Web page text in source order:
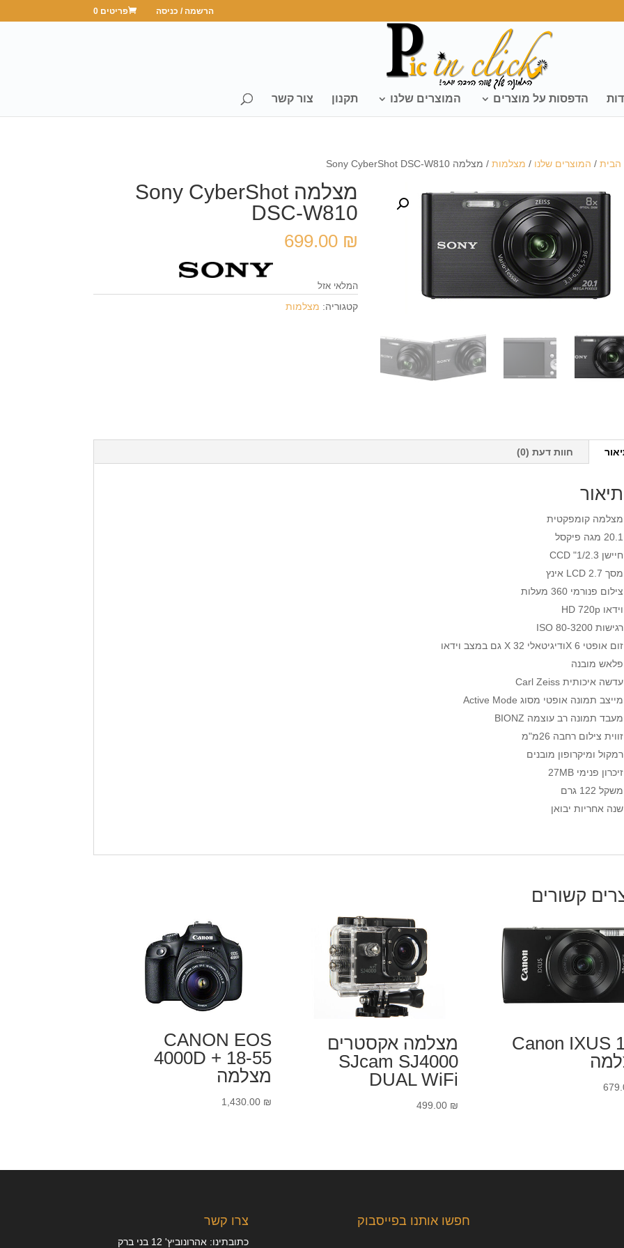
הרשמה / כניסה פריטים 0
הדפסות על מוצרים המוצרים שלנו תקנון צור קשר
הבית/ המוצרים שלנו / מצלמות/ מצלמה Sony CyberShot DSC-W810
מצלמה Sony CyberShot
DSC-W810
699.00 ₪
המלאי אזל
קטגוריה: מצלמות
חוות דעת (0)
תיאור
מצלמה קומפקטית
20.1 מגה פיקסל
חיישן 1/2.3" CCD
מסך LCD 2.7 אינץ
צילום פנורמי 360 מעלות
וידאו HD 720p
רגישות 80-3200 ISO
זום אופטי X 6ודיגיטאלי X 32 גם במצב וידאו
פלאש מובנה
עדשה איכותית Carl Zeiss
מייצב תמונה אופטי מסוג Active Mode
מעבד תמונה רב עוצמה BIONZ
זווית צילום רחבה 26מ"מ
רמקול ומיקרופון מובנים
זיכרון פנימי 27MB
משקל 122 גרם
שנה אחריות יבואן
קשורים
Canon IXUS
מצלמה אקסטרים
SJcam SJ4000
DUAL WiFi
499.00 ₪
CANON EOS
4000D + 18-55
מצלמה
1,430.00 ₪
צרו קשר
כתובתינו: אהרונוביץ' 12 בני ברק
חפשו אותנו בפייסבוק